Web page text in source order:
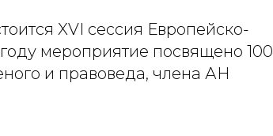
XVI сессия Европейско-
мероприятие посвящено 100
и правоведа, члена АН